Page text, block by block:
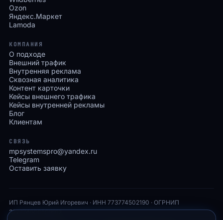
Ozon
Яндекс.Маркет
Lamoda
КОМПАНИЯ
О подходе
Внешний трафик
Внутренняя реклама
Сквозная аналитика
Контент карточки
Кейсы внешнего трафика
Кейсы внутренней рекламы
Блог
Клиентам
СВЯЗЬ
mpsystemspro@yandex.ru
Telegram
Оставить заявку
ИП Рянцев Юрий Игоревич · ИНН 773774502190 · ОГРНИП
322774600509912